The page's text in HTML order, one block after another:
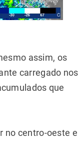
assim, os
carregado nos
que
no centro-oeste e